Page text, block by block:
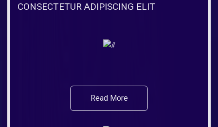
CONSECTETUR ADIPISCING ELIT
Read More